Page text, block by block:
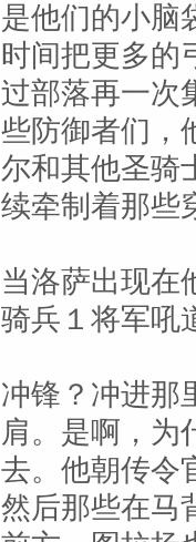
是他们的小脑
时间把更多的
过部落再一次
些防御者们，
尔和其他圣骑
续牵制着那些
当洛萨出现在
骑兵１将军吼
冲锋？冲进那
肩。是啊，为
去。他朝传令
然后那些在马